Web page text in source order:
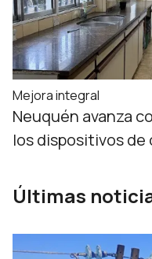
Mejora integral
Neuquén avanza
los dispositivos de
Últimas